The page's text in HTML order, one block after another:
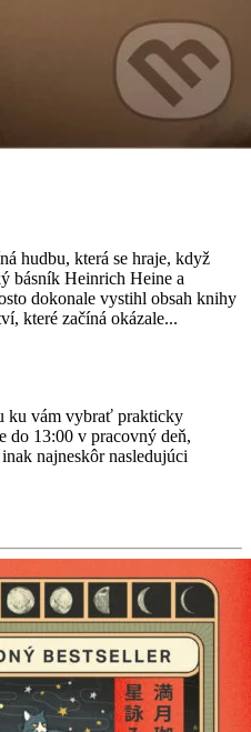
hudbu, která se hraje, když
básník Heinrich Heine a
dokonale vystihl obsah knihy
které začíná okázale...
ku vám vybrať prakticky
do 13:00 v pracovný deň,
najneskôr nasledujúci